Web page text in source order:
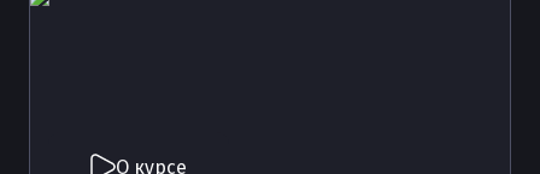
О курсе